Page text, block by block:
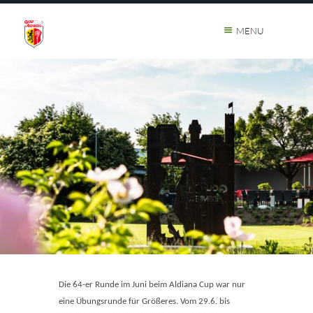
MENU
Die 64-er Runde im Juni beim Aldiana Cup war nur
eine Übungsrunde für Größeres. Vom 29.6. bis